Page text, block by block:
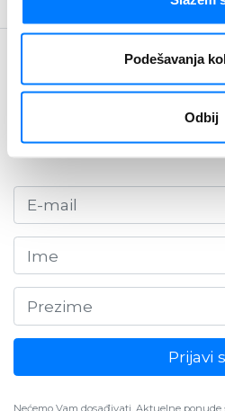
Podešavanja
Odbij
Budite u
Prijavi
Nećemo Vam dosađivati. Aktuelne